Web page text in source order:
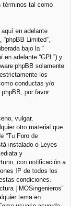
términos tal como
en adelante
“phpBB Limited”,
bajo la “
en adelante “GPL”) y
phpBB solamente
los
conductas y/o
por favor
vulgar,
otro material que
“Tu Foro de
instalado o Leyes
y
con notificación a
IP de todos los
condiciones.
| MOSingenieros”
tema en